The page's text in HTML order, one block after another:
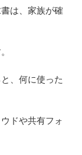
は、家族が確
、何に使った
ドや共有フォ